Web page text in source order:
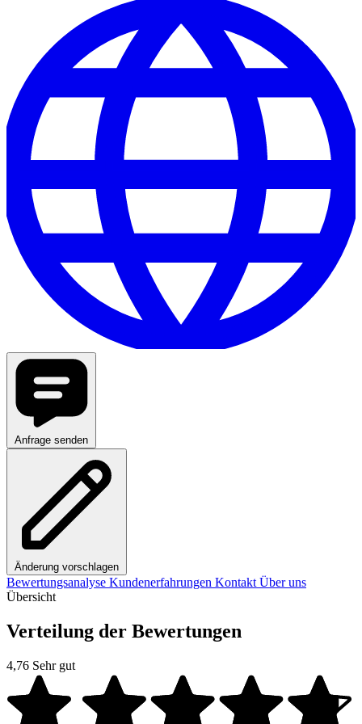
Anfrage senden
Änderung vorschlagen
Bewertungsanalyse Kundenerfahrungen KontaktÜber uns
Übersicht
Verteilung der Bewertungen
4,76 Sehr gut